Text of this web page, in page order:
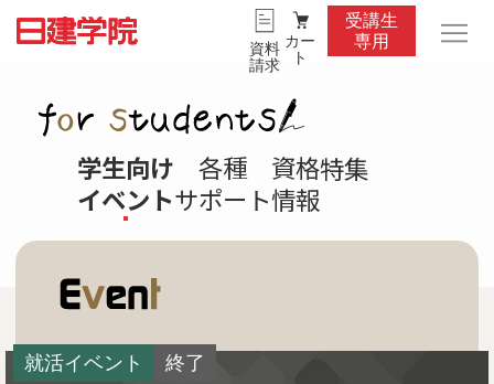
資料
請求
カー
ト
受講生
専用
学生向け
イベント
各種
サポート
資格
情報
特集
就活イベント 終了